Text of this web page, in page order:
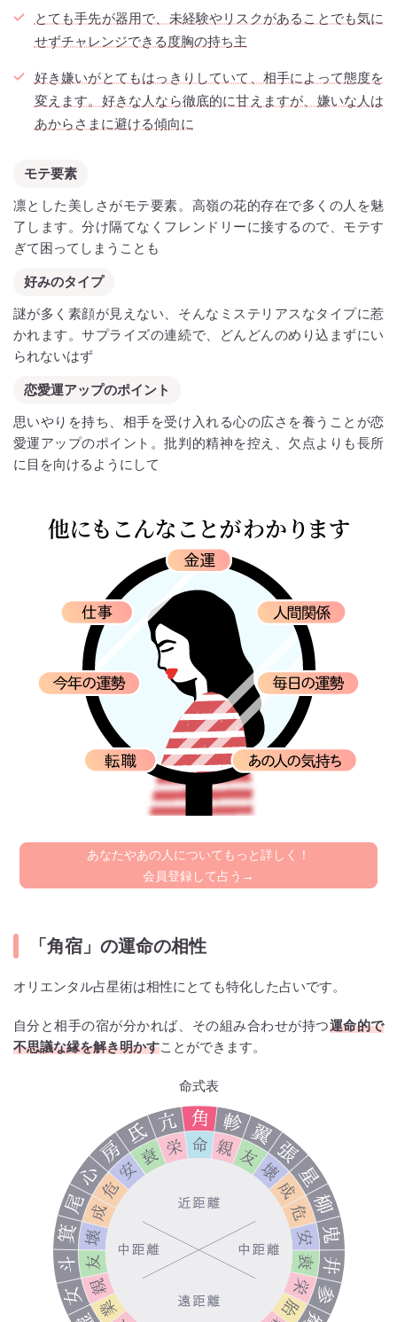
とても手先が器用で、未経験やリスクがあることでも気に
せずチャレンジできる度胸の持ち主
好き嫌いがとてもはっきりしていて、相手によって態度を
変えます。好きな人なら徹底的に甘えますが、嫌いな人は
あからさまに避ける傾向に
モテ要素
凛とした美しさがモテ要素。高嶺の花的存在で多くの人を魅
了します。分け隔てなくフレンドリーに接するので、モテす
ぎて困ってしまうことも
好みのタイプ
謎が多く素顔が見えない、そんなミステリアスなタイプに惹
かれます。サプライズの連続で、どんどんのめり込まずにい
られないはず
恋愛運アップのポイント
思いやりを持ち、相手を受け入れる心の広さを養うことが恋
愛運アップのポイント。批判的精神を控え、欠点よりも長所
に目を向けるようにして
あなたやあの人についてもっと詳しく！
会員登録して占う→
「角宿」の運命の相性
オリエンタル占星術は相性にとても特化した占いです。
自分と相手の宿が分かれば、その組み合わせが持つ運命的で
不思議な縁を解き明かすことができます。
命式表